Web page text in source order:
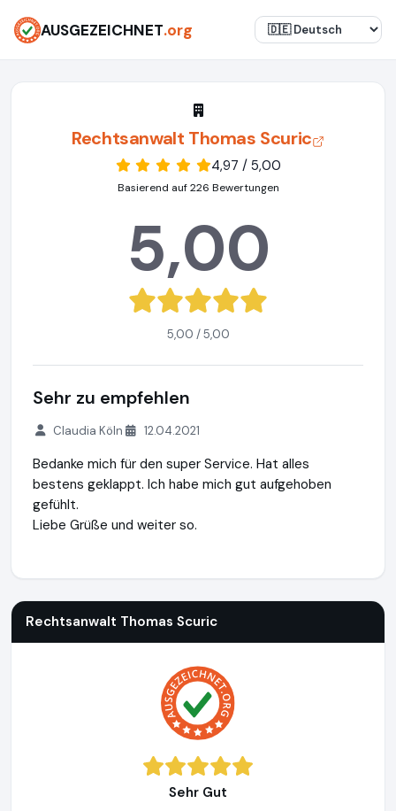
AUSGEZEICHNET.org
Rechtsanwalt Thomas Scuric
4,97 / 5,00
Basierend auf 226 Bewertungen
5,00
5,00 / 5,00
Sehr zu empfehlen
Claudia Köln 12.04.2021
Bedanke mich für den super Service. Hat alles
bestens geklappt. Ich habe mich gut aufgehoben
gefühlt.
Liebe Grüße und weiter so.
Rechtsanwalt Thomas Scuric
Sehr Gut